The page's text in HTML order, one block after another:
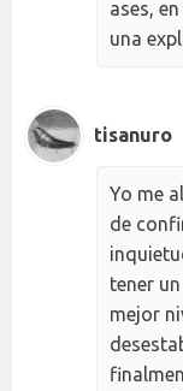
ases,
una
tisanuro
Yo me
de
tener
mejor